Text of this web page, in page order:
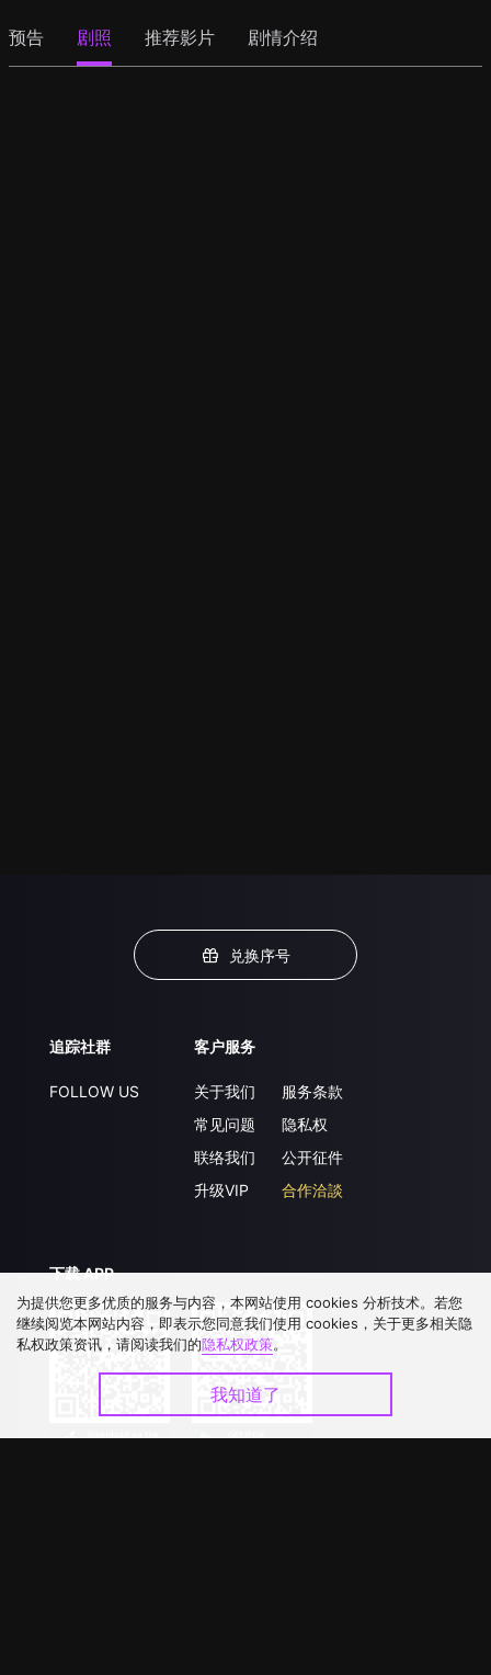
预告 剧照 推荐影片 剧情介绍
兑换序号
追踪社群
FOLLOW US
客户服务
关于我们
常见问题
联络我们
升级VIP
服务条款
隐私权
公开征件
合作洽談
下载 APP
为提供您更多优质的服务与内容，本网站使用 cookies 分析技术。若您
继续阅览本网站内容，即表示您同意我们使用 cookies，关于更多相关隐
私权政策资讯，请阅读我们的隐私权政策。
我知道了